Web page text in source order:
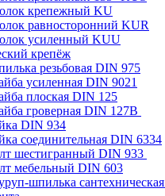
крепежный KU
равносторонний KUR
усиленный KUU
крепёж
резьбовая DIN 975
усиленная DIN 9021
плоская DIN 125
гроверная DIN 127B
DIN 934
соединительная DIN 6334
шестигранный DIN 933
мебельный DIN 603
шпилька сантехническая